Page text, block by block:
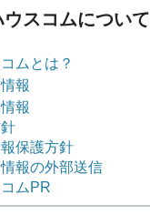
ウスコムについて
ムとは？
報
報
保護方針
報の外部送信
ムPR